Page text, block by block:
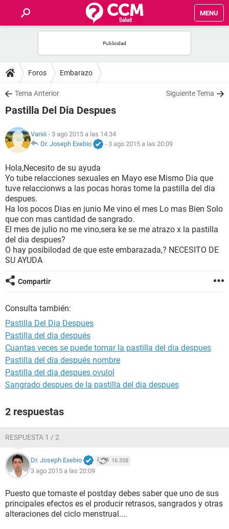
MENU
FOROS
SALUD
NUTRICIÓN
BIENESTAR
SEXUALIDAD
GLOSARIO
Foros Embarazo
Tema Anterior Siguiente Tema
Pastilla Del Dia Despues
Vaniii - 3 ago 2015 a las 14:34
Dr. Joseph Exebio
- 3 ago 2015 a las 20:09
Hola,Necesito de su ayuda
Yo tube relacciones sexuales en Mayo ese Mismo Dia que
tuve relaccionws a las pocas horas tome la pastilla del dia
despues.
Ha los pocos Dias en junio Me vino el mes Lo mas Bien Solo
que con mas cantidad de sangrado.
El mes de julio no me vino,sera ke se me atrazo x la pastilla
del dia despues?
O hay posibilodad de que este embarazada,? NECESITO DE
SU AYUDA
Compartir
Consulta también:
Pastilla Del Dia Despues
Pastilla del dia después
Cuantas veces se puede tomar la pastilla del dia despues
Pastilla del día después nombre
Pastilla del dia despues ovulol
Sangrado despues de la pastilla del dia despues
2 respuestas
RESPUESTA 1 / 2
Dr. Joseph Exebio 16.358
3 ago 2015 a las 20:09
Puesto que tomaste el postday debes saber que uno de sus
principales efectos es el producir retrasos, sangrados y otras
alteraciones del ciclo menstrual....